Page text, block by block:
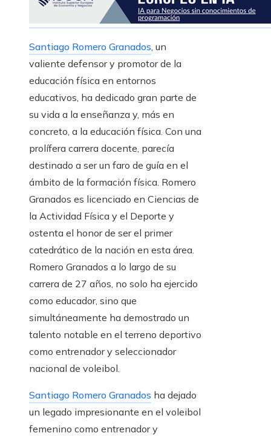
Santiago Romero Granados, un
valiente defensor y promotor de la
educación física en entornos
educativos, ha dedicado gran parte de
su vida a la enseñanza y, más en
concreto, a la educación física. Con una
prolífera carrera docente, parecía
destinado a ser un faro de guía en el
ámbito de la formación física. Romero
Granados es licenciado en Ciencias de
la Actividad Física y el Deporte y
ostenta el honor de ser el primer
catedrático de la nación en esta área.
Romero Granados a lo largo de su
carrera de 27 años, no solo ha ejercido
como educador, sino que
simultáneamente ha demostrado un
talento notable en el terreno deportivo
como entrenador y seleccionador
nacional de voleibol.
Santiago Romero Granados ha dejado
un legado impresionante en el voleibol
femenino como entrenador y